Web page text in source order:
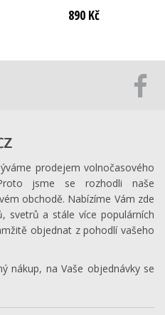
890 Kč
prodejem volnočasového
jsme se rozhodli naše
obchodě. Nabízíme Vám zde
svetrů a stále více populárních
objednat z pohodlí vašeho
nákup, na Vaše objednávky se